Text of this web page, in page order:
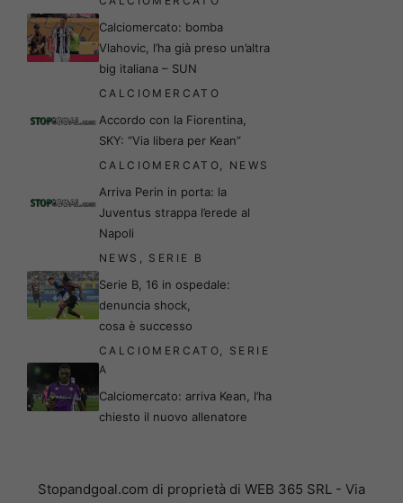
Calciomercato: bomba
Vlahovic, l’ha già preso un’altra
big italiana – SUN
CALCIOMERCATO
Accordo con la Fiorentina,
SKY: “Via libera per Kean”
CALCIOMERCATO, NEWS
Arriva Perin in porta: la
Juventus strappa l’erede al
Napoli
NEWS , SERIE B
Serie B, 16 in ospedale:
denuncia shock,
cosa è successo
CALCIOMERCATO, SERIE
A
Calciomercato: arriva Kean, l’ha
chiesto il nuovo allenatore
Stopandgoal.com di proprietà di WEB 365 SRL - Via